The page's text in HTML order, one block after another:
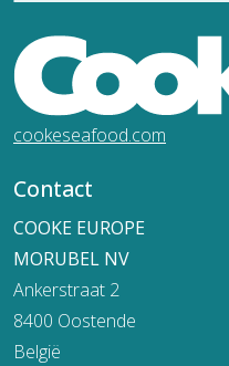
cookeseafood.com
Contact
COOKE EUROPE
MORUBEL NV
Ankerstraat 2
8400 Oostende
België